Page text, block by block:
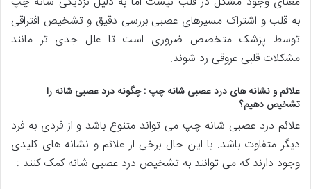
به قلب و اشتراک مسیرهای عصبی بررسی دقیق و تشخیص افتراقی
توسط پزشک متخصص ضروری است تا علل جدی تر مانند
مشکلات قلبی عروقی رد شوند.
علائم و نشانه های درد عصبی شانه چپ : چگونه درد عصبی شانه را
تشخیص دهیم؟
علائم درد عصبی شانه چپ می تواند متنوع باشد و از فردی به فرد
دیگر متفاوت باشد. با این حال برخی از علائم و نشانه های کلیدی
وجود دارند که می توانند به تشخیص درد عصبی شانه کمک کنند :